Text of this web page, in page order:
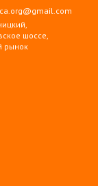
шоссе,
рынок